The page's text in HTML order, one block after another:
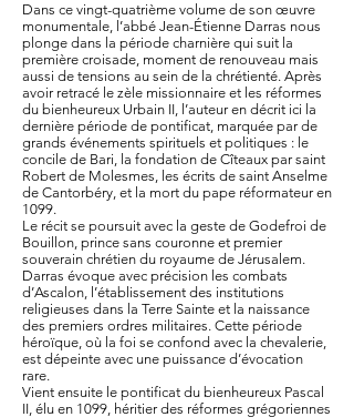
Dans ce vingt-quatrième volume de son œuvre
monumentale, l’abbé Jean-Étienne Darras nous
plonge dans la période charnière qui suit la
première croisade, moment de renouveau mais
aussi de tensions au sein de la chrétienté. Après
avoir retracé le zèle missionnaire et les réformes
du bienheureux Urbain II, l’auteur en décrit ici la
dernière période de pontificat, marquée par de
grands événements spirituels et politiques : le
concile de Bari, la fondation de Cîteaux par saint
Robert de Molesmes, les écrits de saint Anselme
de Cantorbéry, et la mort du pape réformateur en
1099.
Le récit se poursuit avec la geste de Godefroi de
Bouillon, prince sans couronne et premier
souverain chrétien du royaume de Jérusalem.
Darras évoque avec précision les combats
d’Ascalon, l’établissement des institutions
religieuses dans la Terre Sainte et la naissance
des premiers ordres militaires. Cette période
héroïque, où la foi se confond avec la chevalerie,
est dépeinte avec une puissance d’évocation
rare.
Vient ensuite le pontificat du bienheureux Pascal
II, élu en 1099, héritier des réformes grégoriennes